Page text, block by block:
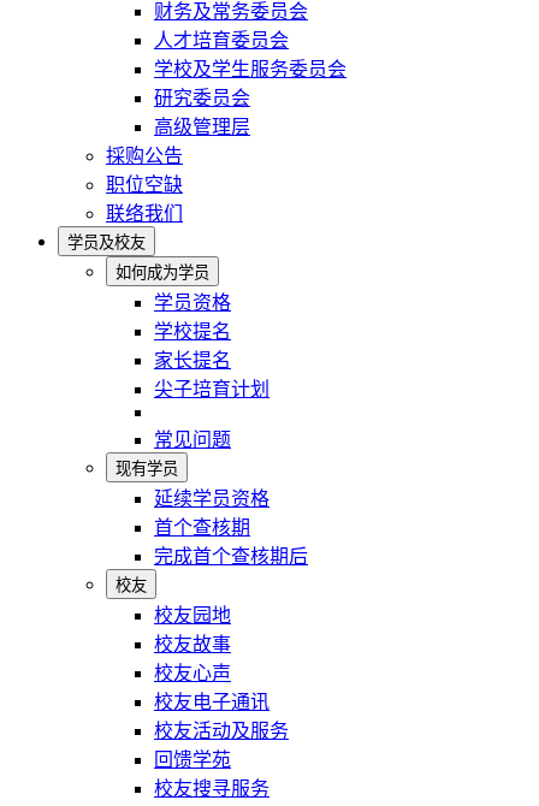
财务及常务委员会
人才培育委员会
学校及学生服务委员会
研究委员会
高级管理层
採购公告
职位空缺
联络我们
学员及校友
如何成为学员
学员资格
学校提名
家长提名
尖子培育计划
常见问题
现有学员
延续学员资格
首个查核期
完成首个查核期后
校友
校友园地
校友故事
校友心声
校友电子通讯
校友活动及服务
回馈学苑
校友搜寻服务